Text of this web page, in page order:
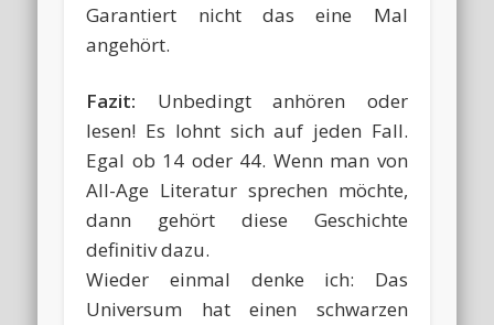
Garantiert nicht das eine Mal
angehört.
Fazit: Unbedingt anhören oder
lesen! Es lohnt sich auf jeden Fall.
Egal ob 14 oder 44. Wenn man von
All-Age Literatur sprechen möchte,
dann gehört diese Geschichte
definitiv dazu.
Wieder einmal denke ich: Das
Universum hat einen schwarzen